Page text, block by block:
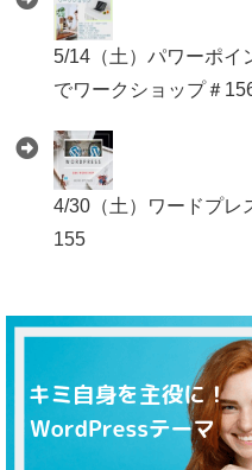
5/14（土）パワーポイ
でワークショップ＃
4/30（土）ワードプレ
155